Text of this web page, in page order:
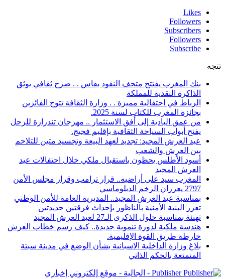
Likes
Followers
Subscribers
Followers
Subscribe
تتجه
بنك المغرب يفتتح متحف النقود بفاس . . صرح ثقافي يوثق
الذاكرة النقدية للمملكة
الرباط في احتفالية مميزة . . وزارة الثقافة تتوج الفائزين
بجائزة المغرب للكتاب لسنة 2025.
من عمق البادية إلى أفق الاستثمار .. مهرجان تندرارة للرحل
يفتح أبواب السياحة الثقافية بإقليم فجيج.
عيد العرش المجيد: تجديد لعهد البيعة وتجسيد متين للتلاحم
بين العرش والشعب
أسود الأطلس يحظون باستقبال ملكي خلال احتفالات عيد
العرش المجيد
المغرب سيد على أراضيه.. قرار ترامب وقرار مجلس الأمن
2797 يعززان الزخم الدبلوماسي
بمناسبة عيد العرش المجيد.. المديرية العامة للأمن الوطني
تعزز البنية الأمنية بالناظور بإحداث فرقتين جديدتين
تهنئة بمناسبة حلول الذكرى الـ27 لعيد العرش المجيد
هندسة ملكية لدورة تنموية جديدة.. كيف رسم خطاب العرش
خارطة طريق القوة الإقليمية.
بلاغ وزارة الداخلية الاسبانية بشأن الوضع في مدينة سبتة
المتمتعة بالحكم الذاتي
Publisher - الجالية - موقع إلكتروني إخباري